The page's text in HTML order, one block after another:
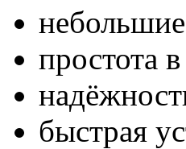
простота
быстрая